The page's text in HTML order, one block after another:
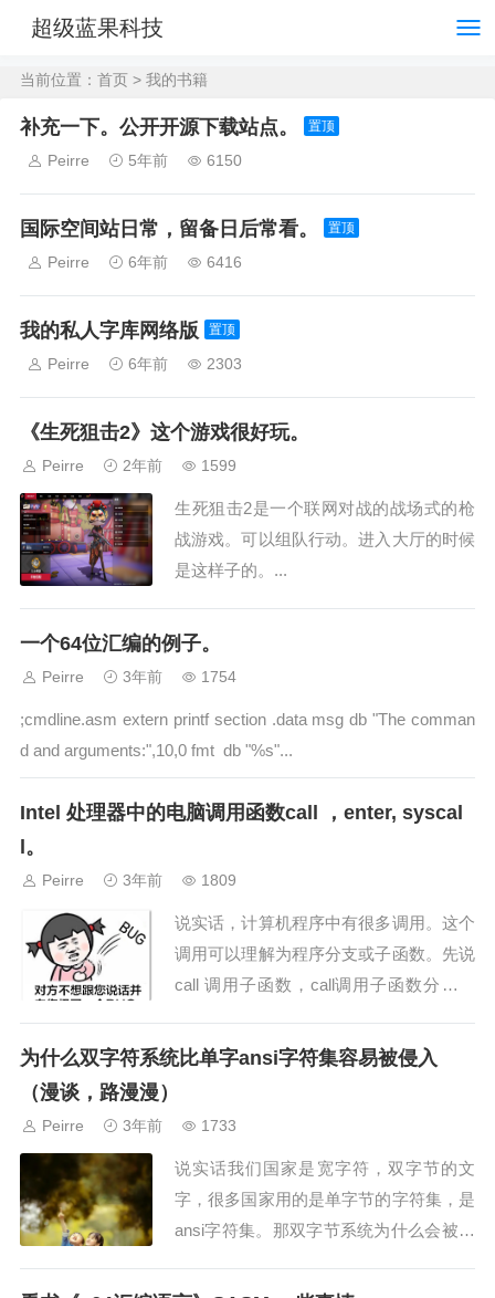
超级蓝果科技
当前位置： 首页 > 我的书籍
补充一下。公开开源下载站点。 置顶
Peirre 5年前 6150
国际空间站日常，留备日后常看。 置顶
Peirre 6年前 6416
我的私人字库网络版 置顶
Peirre 6年前 2303
《生死狙击2》这个游戏很好玩。
Peirre 2年前 1599
生死狙击2是一个联网对战的战场式的枪
战游戏。可以组队行动。进入大厅的时候
是这样子的。...
一个64位汇编的例子。
Peirre 3年前 1754
;cmdline.asm extern printf section .data msg db "The comman
d and arguments:",10,0 fmt db "%s"...
Intel 处理器中的电脑调用函数call ，enter, syscal
l。
Peirre 3年前 1809
说实话，计算机程序中有很多调用。这个
调用可以理解为程序分支或子函数。先说
call 调用子函数，call调用子函数分近调
位32位。call, ret;call, r...
为什么双字符系统比单字ansi字符集容易被侵入
（漫谈，路漫漫）
Peirre 3年前 1733
说实话我们国家是宽字符，双字节的文
字，很多国家用的是单字节的字符集，是
ansi字符集。那双字节系统为什么会被入
的的语言。两个字节可以容纳更多的字符